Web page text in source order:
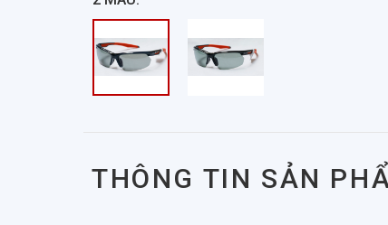
THÔNG TIN SẢN